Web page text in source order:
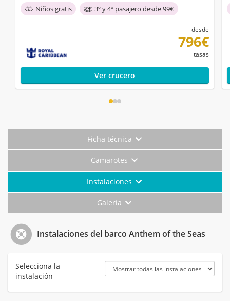
Niños gratis
3º y 4º pasajero desde 99€
desde
796€
+ tasas
Ver crucero
Ficha técnica
Camarotes
Instalaciones
Galería
Instalaciones del barco Anthem of the Seas
Selecciona la
instalación